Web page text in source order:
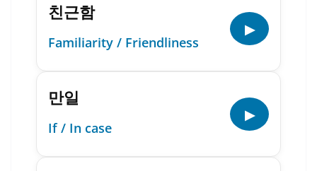
친근함
Familiarity / Friendliness
▶
만일
If / In case
▶